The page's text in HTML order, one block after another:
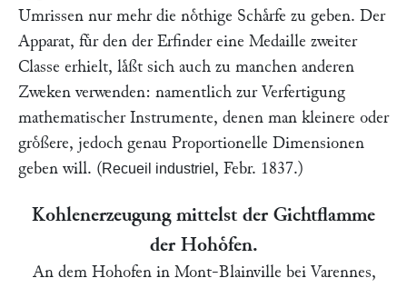
Umrissen nur mehr die noͤthige Schaͤrfe zu geben. Der
Apparat, fuͤr den der Erfinder eine Medaille zweiter
Classe erhielt, laͤßt sich auch zu manchen anderen
Zweken verwenden: namentlich zur Verfertigung
mathematischer Instrumente, denen man kleinere oder
groͤßere, jedoch genau Proportionelle Dimensionen
geben will. (Recueil industriel , Febr. 1837.)
Kohlenerzeugung mittelst der Gichtflamme
der Hohoͤfen.
An dem Hohofen in Mont-Blainville bei Varennes,